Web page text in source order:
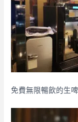
免費無限暢飲的生